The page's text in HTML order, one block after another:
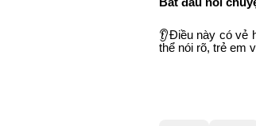
👂Điều này có vẻ
thể nói rõ, trẻ em